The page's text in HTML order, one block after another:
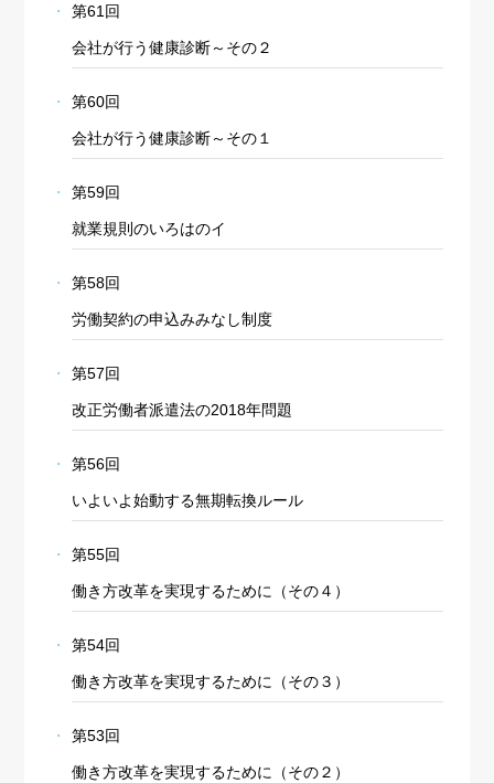
第61回
会社が行う健康診断～その２
第60回
会社が行う健康診断～その１
第59回
就業規則のいろはのイ
第58回
労働契約の申込みみなし制度
第57回
改正労働者派遣法の2018年問題
第56回
いよいよ始動する無期転換ルール
第55回
働き方改革を実現するために（その４）
第54回
働き方改革を実現するために（その３）
第53回
働き方改革を実現するために（その２）